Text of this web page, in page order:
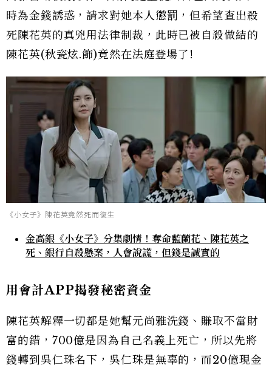
時為金錢誘惑，請求對她本人懲罰，但希望查出殺
死陳花英的真兇用法律制裁，此時已被自殺做結的
陳花英(秋瓷炫.飾)竟然在法庭登場了!
《小女子》陳花英竟然死而復生
金高銀《小女子》分集劇情！奪命藍蘭花、陳花英之
死、銀行自殺懸案，人會說謊，但錢是誠實的
用會計APP揭發秘密資金
陳花英解釋一切都是她幫元尚雅洗錢、賺取不當財
富的錯，700億是因為自己名義上死亡，所以先將
錢轉到吳仁珠名下，吳仁珠是無辜的，而20億現金